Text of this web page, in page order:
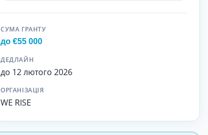
СУМА ГРАНТУ
до €55 000
ДЕДЛАЙН
до 12 лютого 2026
ОРГАНІЗАЦІЯ
WE RISE